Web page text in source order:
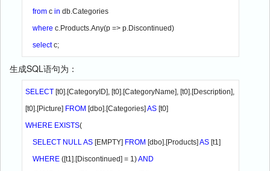
from c in db.Categories
where c.Products.Any(p => p.Discontinued)
select c;
生成SQL语句为：
SELECT [t0].[CategoryID], [t0].[CategoryName], [t0].[Description],
[t0].[Picture] FROM [dbo].[Categories] AS
WHERE EXISTS(
SELECT NULL AS [EMPTY] FROM [dbo].[Products] AS [t1]
WHERE ([t1].[Discontinued] = 1) AND